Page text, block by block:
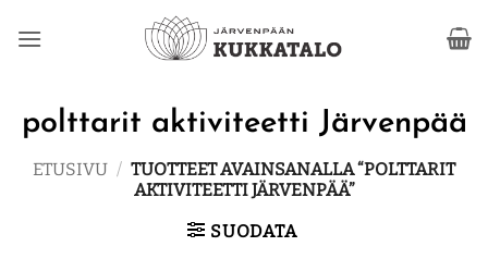
polttarit aktiviteetti Järvenpää
ETUSIVU / TUOTTEET AVAINSANALLA “POLTTARIT
AKTIVITEETTI JÄRVENPÄÄ”
SUODATA